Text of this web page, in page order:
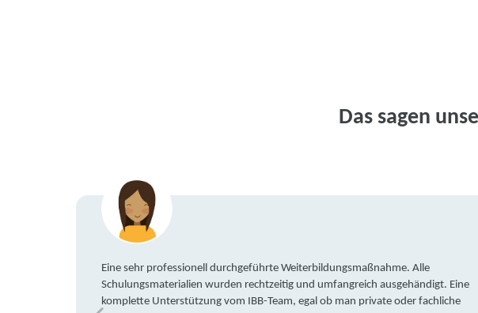
Das sagen
Eine sehr professionell durchgeführte Weiterbildungsmaßnahme. Alle
Schulungsmaterialien wurden rechtzeitig und umfangreich ausgehändigt. Eine
komplette Unterstützung vom IBB-Team, egal ob man private oder fachliche